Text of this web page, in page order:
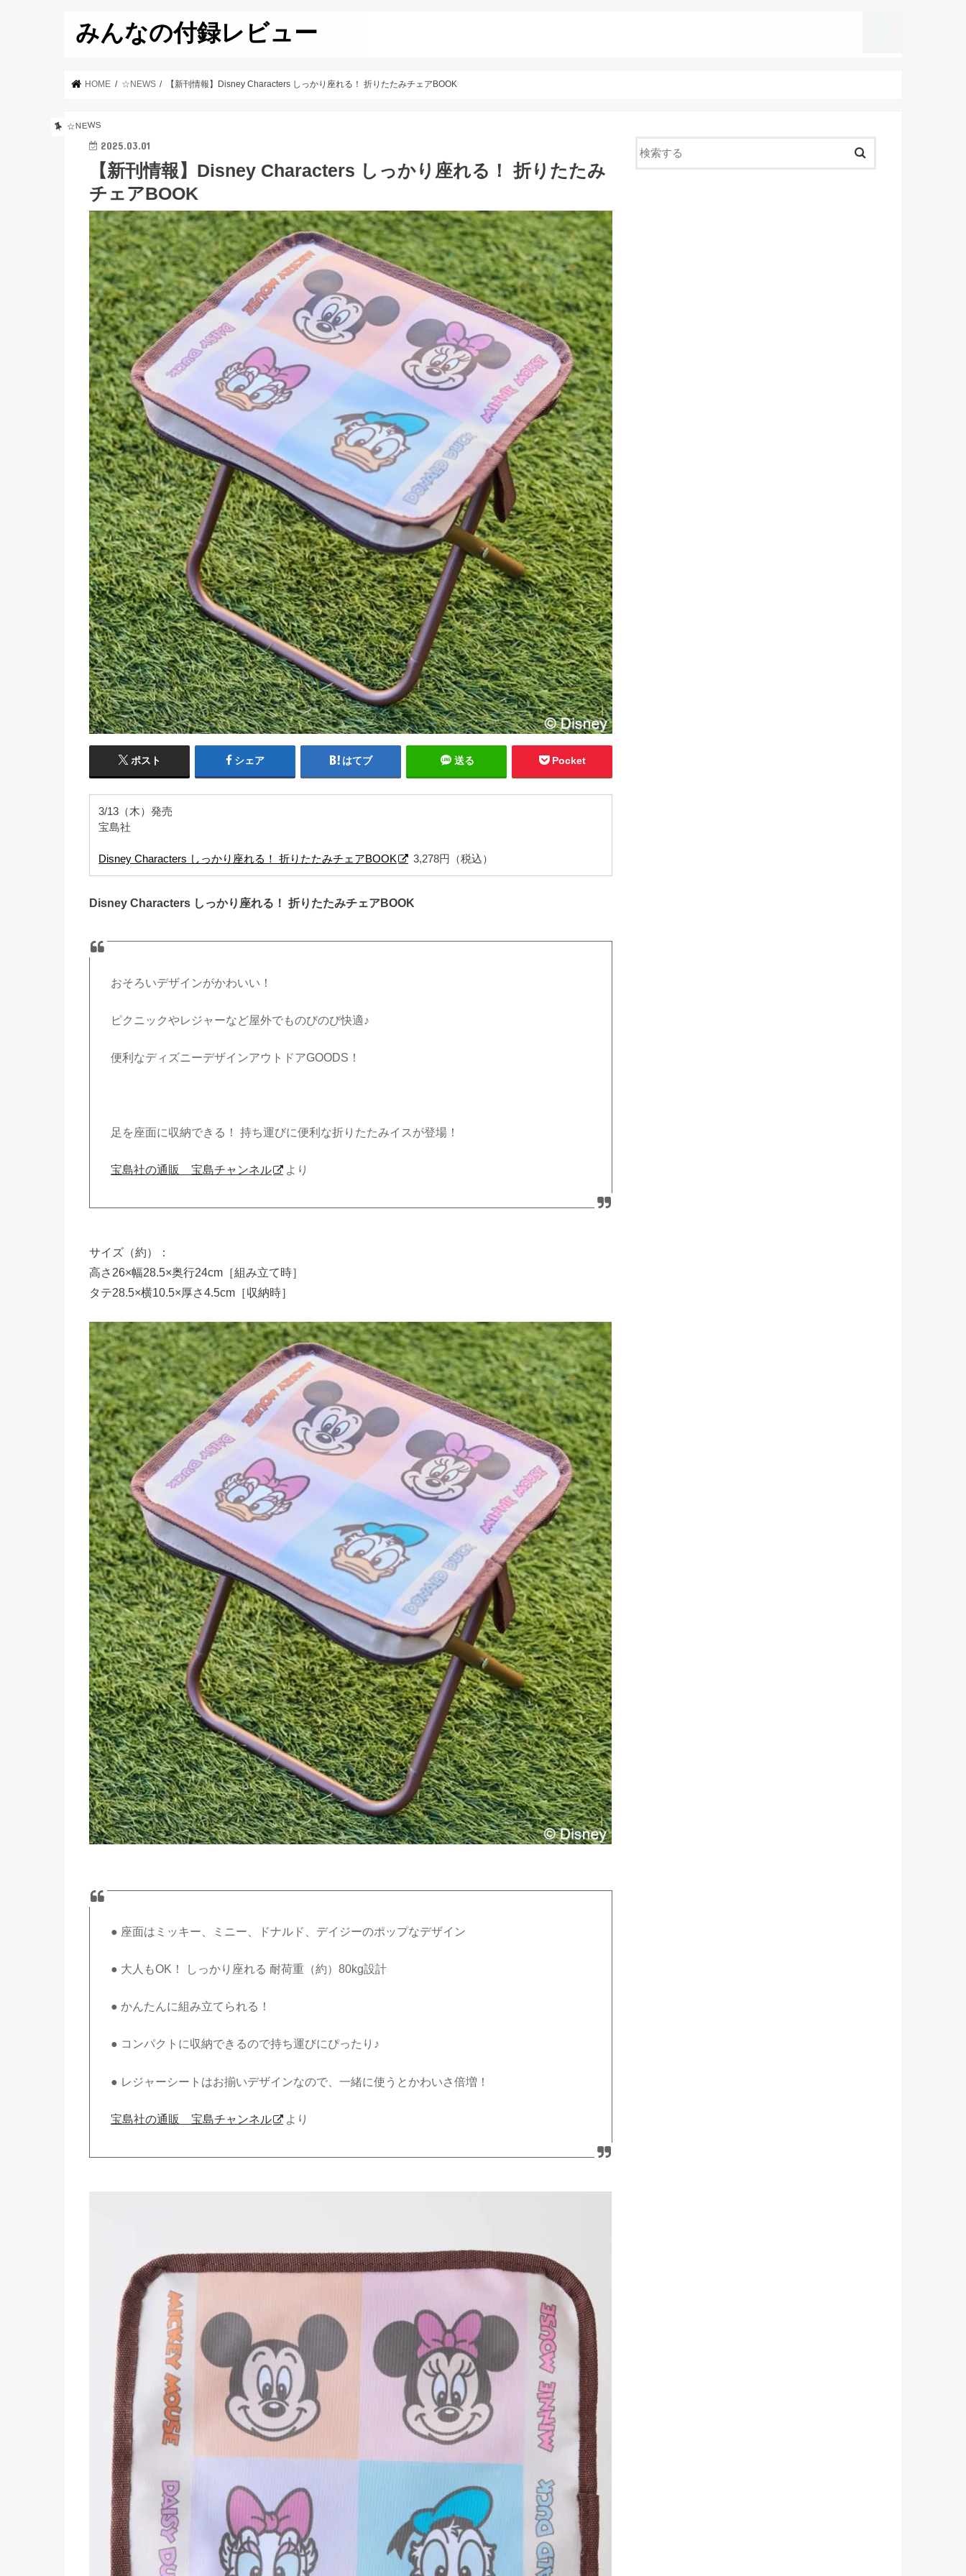
みんなの付録レビュー
HOME ☆NEWS 【新刊情報】Disney Characters しっかり座れる！ 折りたたみチェアBOOK
☆NEWS
2025.03.01
【新刊情報】Disney Characters しっかり座れる！ 折りたたみ
チェアBOOK
ポスト シェア はてブ 送る Pocket
3/13（木）発売
宝島社
Disney Characters しっかり座れる！ 折りたたみチェアBOOK 3,278円（税込）
Disney Characters しっかり座れる！ 折りたたみチェアBOOK
おそろいデザインがかわいい！
ピクニックやレジャーなど屋外でものびのび快適♪
便利なディズニーデザインアウトドアGOODS！
足を座面に収納できる！ 持ち運びに便利な折りたたみイスが登場！
宝島社の通販 宝島チャンネル より
サイズ（約）：
高さ26×幅28.5×奥行24cm［組み立て時］
タテ28.5×横10.5×厚さ4.5cm［収納時］
● 座面はミッキー、ミニー、ドナルド、デイジーのポップなデザイン
● 大人もOK！ しっかり座れる 耐荷重（約）80kg設計
● かんたんに組み立てられる！
● コンパクトに収納できるので持ち運びにぴったり♪
● レジャーシートはお揃いデザインなので、一緒に使うとかわいさ倍増！
宝島社の通販 宝島チャンネル より